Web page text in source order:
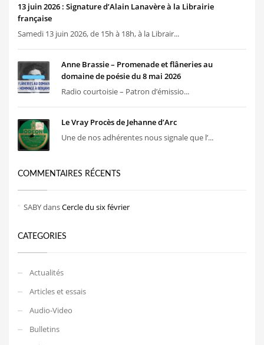
13 juin 2026 : Signature d’Alain Lanavère à la Librairie
française
Samedi 13 juin 2026, de 15h à 18h, à la Librair...
Anne Brassie – Promenade et flâneries au
domaine de poésie du 8 mai 2026
Radio courtoisie – Patron d’émissio...
Le Vray Procès de Jehanne d’Arc
Une de nos adhérentes nous signale que l’...
COMMENTAIRES RÉCENTS
SABYdansCercle du six février
CATEGORIES
Actualités
Articles et essais
Audio-Video
Bulletins